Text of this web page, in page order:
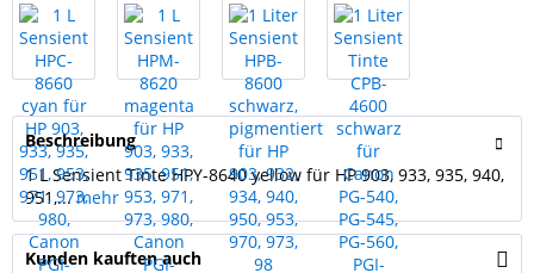
Beschreibung
1 L Sensient Tinte HPY-8640 yellow für HP 903, 933, 935, 940,
951,...mehr
Kunden kauften auch